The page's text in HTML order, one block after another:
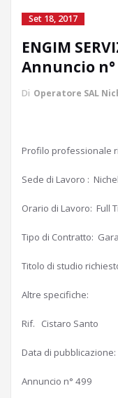
Set 18, 2017
ENGIM
Annuncio n°
Di Operatore SAL
Profilo professionale
Sede di Lavoro :
Orario di Lavoro: Full
Tipo di Contratto:
Titolo di studio
Altre specifiche:
Rif. Cistaro Santo
Data di
Annuncio n° 499